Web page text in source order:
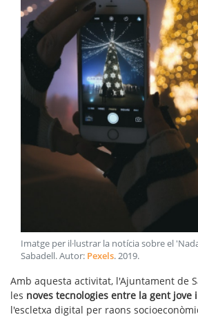
Imatge per il·lustrar la notícia sobre el
Sabadell. Autor: Pexels.2019.
Amb aquesta activitat, l'Ajuntament de
les noves tecnologies entre la gent jove
l'escletxa digital per raons